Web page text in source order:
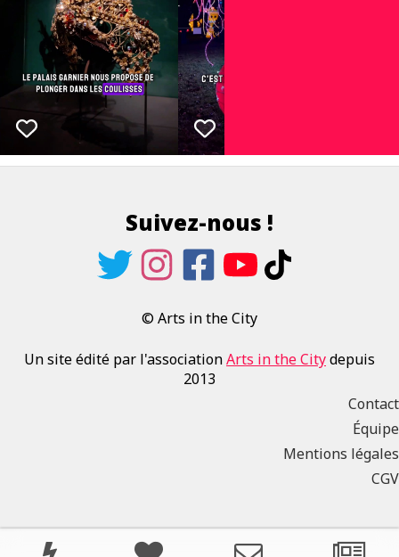
Suivez-nous !
© Arts in the City
Un site édité par l'associationArts in the Citydepuis
2013
Contact
Équipe
Mentions légales
CGV